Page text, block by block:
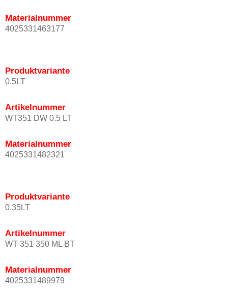
Materialnummer
4025331463177
Produktvariante
0.5LT
Artikelnummer
WT351 DW 0.5 LT
Materialnummer
4025331482321
Produktvariante
0.35LT
Artikelnummer
WT 351 350 ML BT
Materialnummer
4025331489979